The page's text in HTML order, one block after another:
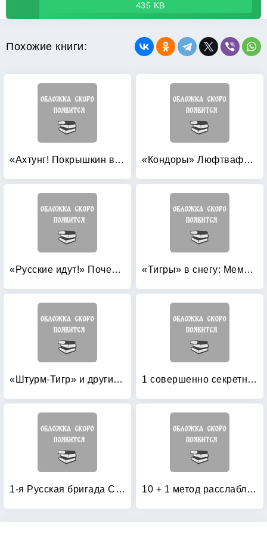
435 KB
Похожие книги:
«Ахтунг! Покрышкин в воздухе!» «Сталинский сокол» №1 «Кондоры» Люфтваффе: Дальний бомбардировщик и разведчик Fw 200 «Condor»
«Русские идут!» Почему боятся России? «Тигры» в снегу: Мемуары танкового аса
«Штурм-Тигр» и другие штурмовые танки (+ модель) 1 совершенно секретная таблетка от страха
1-я Русская бригада СС «Дружина» 10 + 1 метод расслабления